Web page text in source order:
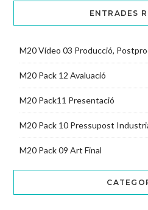
ENTRADES
M20 Vídeo 03 Producció,
M20 Pack 12 Avaluació
M20 Pack11 Presentació
M20 Pack 10 Pressupost
M20 Pack 09 Art Final